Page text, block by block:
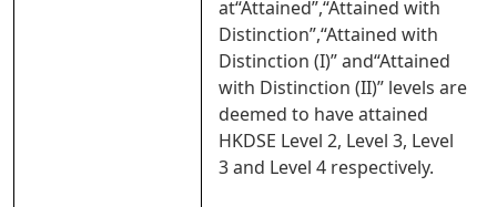
at“Attained”,“Attained with
Distinction”,“Attained with
Distinction (I)” and“Attained
with Distinction (II)” levels are
deemed to have attained
HKDSE Level 2, Level 3, Level
3 and Level 4 respectively.